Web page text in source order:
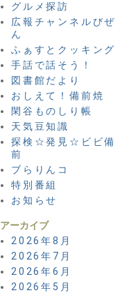
グルメ探訪
広報チャンネルびぜ
ん
ふぁすとクッキング
手話で話そう！
図書館だより
おしえて！備前焼
閑谷ものしり帳
天気豆知識
探検☆発見☆ビビ備
前
ブらりんコ
特別番組
お知らせ
アーカイブ
2026年8月
2026年7月
2026年6月
2026年5月